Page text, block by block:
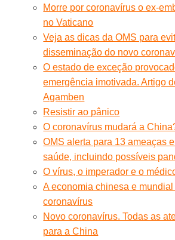
Morre por coronavírus o ex-
no Vaticano
Veja as dicas da OMS para
disseminação do novo
O estado de exceção
emergência imotivada. Artigo
Agamben
Resistir ao pânico
O coronavírus mudará a
OMS alerta para 13 ameaças
saúde, incluindo possíveis
O vírus, o imperador e o
A economia chinesa e mundial
coronavírus
Novo coronavírus. Todas as
para a China